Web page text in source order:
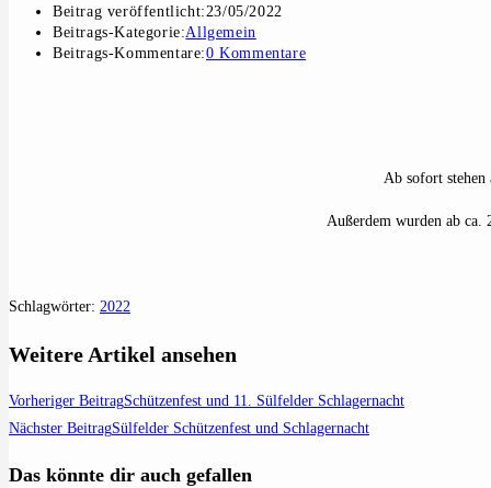
Beitrag veröffentlicht:23/05/2022
Beitrags-Kategorie:Allgemein
Beitrags-Kommentare:0 Kommentare
Ab sofort stehen
Außerdem wurden ab ca.
Schlagwörter: 2022
Weitere Artikel ansehen
Vorheriger BeitragSchützenfest und 11. Sülfelder Schlagernacht
Nächster BeitragSülfelder Schützenfest und Schlagernacht
Das könnte dir auch gefallen